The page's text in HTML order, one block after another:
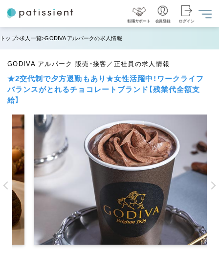
転職サポート 会員登録 ログイン
トップ 求人一覧 GODIVA アルパークの求人情報
GODIVA アルパーク 販売・接客／正社員の求人情報
★2交代制で夕方退勤もあり★女性活躍中！ワークライフ
バランスがとれるチョコレートブランド【残業代全額支
給】